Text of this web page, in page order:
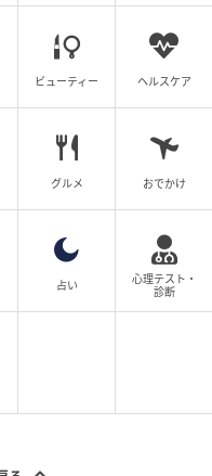
めてのアルバイトだ
方で良いのか、不安
。見てくれる人がい
でした。
というおばあさまの
たその心遣いは、今
そうです。
やり取りに、こちら
ビューティー ヘルスケア
グルメ おでかけ
占い
心理テスト・
診断